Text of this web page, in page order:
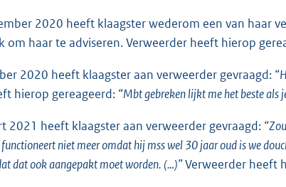
2020 heeft klaagster wederom een van haar
om haar te adviseren. Verweerder heeft hierop
2020 heeft klaagster aan verweerder gevraagd:
hierop gereageerd: “Mbt gebreken lijkt me het beste als
2021 heeft klaagster aan verweerder gevraagd:
niet meer omdat hij mss wel 30 jaar oud is we
dat ook aangepakt moet worden. (…)”Verweerder heeft